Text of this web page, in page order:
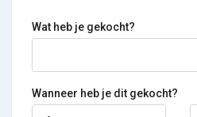
Wat heb je gekocht?
Wanneer heb je dit gekocht?